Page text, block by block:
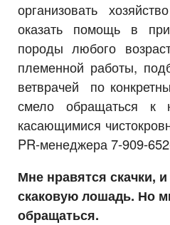
организовать
оказать помощь в
породы любого
племенной работы,
ветврачей по
смело обращаться
касающимися
PR-менеджера 7-909-
Мне нравятся скачки,
скаковую лошадь. Но
обращаться.